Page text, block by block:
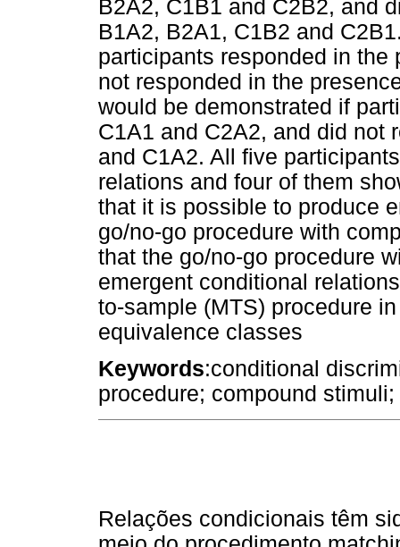
B2A2, C1B1 and C2B2, and
B1A2, B2A1, C1B2 and
participants responded in the
not responded in the
would be demonstrated if
C1A1 and C2A2, and did not
and C1A2. All five
relations and four of them
that it is possible to produce
go/no-go procedure with
that the go/no-go procedure
emergent conditional
to-sample (MTS) procedure
equivalence classes
Keywords:conditional
procedure; compound
Relações condicionais têm